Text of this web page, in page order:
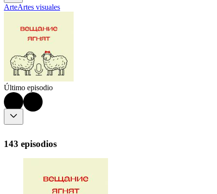
ArteArtes visuales
Último episodio
143 episodios